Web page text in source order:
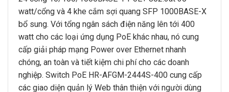
watt/cổng và 4 khe cắm sợi quang SFP 1000BASE-X
bổ sung. Với tổng ngân sách điện năng lên tới 400
watt cho các loại ứng dụng PoE khác nhau, nó cung
cấp giải pháp mạng Power over Ethernet nhanh
chóng, an toàn và tiết kiệm chi phí cho các doanh
nghiệp. Switch PoE HR-AFGM-2444S-400 cung cấp
các giao diện quản lý Web thân thiện với người dùng